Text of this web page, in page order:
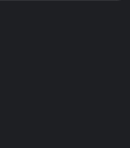
Key?